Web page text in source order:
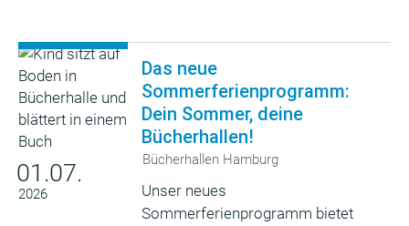
01.07.
2026
Das neue
Sommerferienprogramm:
Dein Sommer, deine
Bücherhallen!
Bücherhallen Hamburg
Unser neues
Sommerferienprogramm bietet